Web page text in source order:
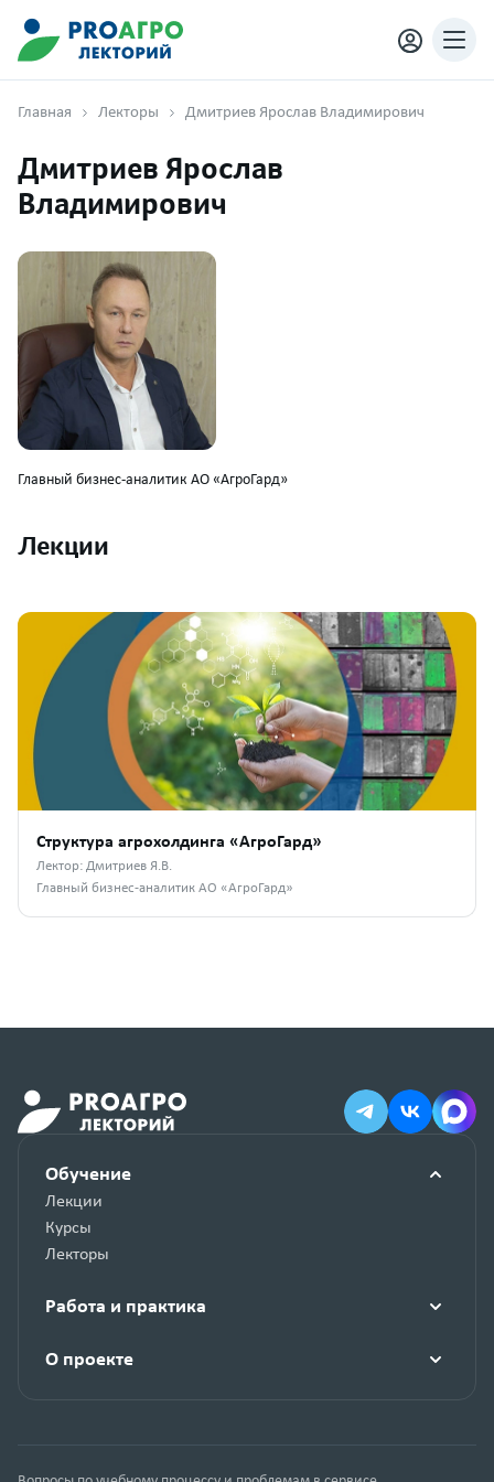
Главная Лекторы Дмитриев Ярослав Владимирович
Дмитриев Ярослав
Владимирович
Главный бизнес-аналитик АО «АгроГард»
Лекции
Структура агрохолдинга «АгроГард»
Лектор: Дмитриев Я.В.
Главный бизнес-аналитик АО «АгроГард»
Обучение
Лекции
Курсы
Лекторы
Работа и практика
О проекте